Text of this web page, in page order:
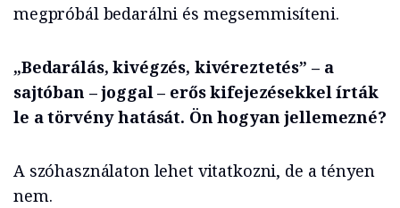
megpróbál bedarálni és megsemmisíteni.
„Bedarálás, kivégzés, kivéreztetés” – a
sajtóban – joggal – erős kifejezésekkel írták
le a törvény hatását. Ön hogyan jellemezné?
A szóhasználaton lehet vitatkozni, de a tényen
nem.